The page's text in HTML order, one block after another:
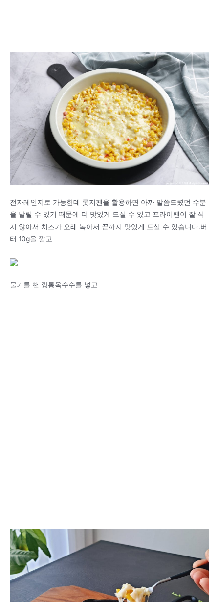
전자레인지로 가능한데 롯지팬을 활용하면 아까 말씀드렸던 수분
을 날릴 수 있기 때문에 더 맛있게 드실 수 있고 프라이팬이 잘 식
지 않아서 치즈가 오래 녹아서 끝까지 맛있게 드실 수 있습니다.버
터 10g을 깔고
물기를 뺀 깡통옥수수를 넣고